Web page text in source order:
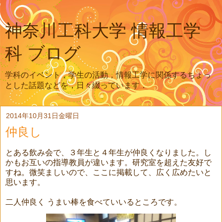
神奈川工科大学 情報工学
科 ブログ
学科のイベント，学生の活動，情報工学に関係するちょっ
とした話題などを，日々綴っています．
2014年10月31日金曜日
仲良し
とある飲み会で、３年生と４年生が仲良くなりました。し
かもお互いの指導教員が違います。研究室を超えた友好で
すね。微笑ましいので、ここに掲載して、広く広めたいと
思います。
二人仲良く うまい棒を食べていいるところです。